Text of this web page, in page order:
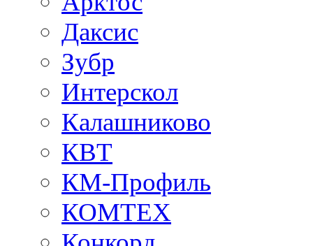
Даксис
Зубр
Интерскол
Калашниково
КВТ
КМ-Профиль
КОМТЕХ